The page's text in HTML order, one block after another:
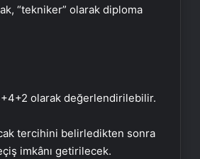
“tekniker” olarak diploma
olarak değerlendirilebilir.
tercihini belirledikten sonra
imkânı getirilecek.